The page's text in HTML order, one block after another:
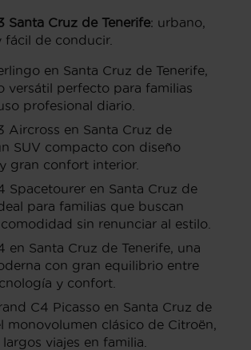
Santa Cruz de Tenerife: urbano,
fácil de conducir.
en Santa Cruz de Tenerife,
versátil perfecto para familias
profesional diario.
Aircross en Santa Cruz de
SUV compacto con diseño
gran confort interior.
Spacetourer en Santa Cruz de
para familias que buscan
sin renunciar al estilo.
en Santa Cruz de Tenerife, una
con gran equilibrio entre
y confort.
C4 Picasso en Santa Cruz de
monovolumen clásico de Citroën,
viajes en familia.